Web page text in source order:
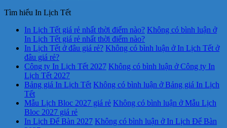
Tìm hiểu In Lịch Tết
In Lịch Tết giá rẻ nhất thời điểm nào? Không có bình luận ở
In Lịch Tết giá rẻ nhất thời điểm nào?
In Lịch Tết ở đâu giá rẻ? Không có bình luận ở In Lịch Tết ở
đâu giá rẻ?
Công ty In Lịch Tết 2027 Không có bình luận ở Công ty In
Lịch Tết 2027
Bảng giá In Lịch Tết Không có bình luận ở Bảng giá In Lịch
Tết
Mẫu Lịch Bloc 2027 giá rẻ Không có bình luận ở Mẫu Lịch
Bloc 2027 giá rẻ
In Lịch Để Bàn 2027 Không có bình luận ở In Lịch Để Bàn